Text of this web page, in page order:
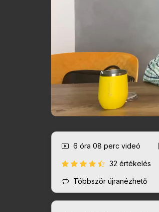
6 óra 08 perc videó
32 értékelés
Többször újranézhető